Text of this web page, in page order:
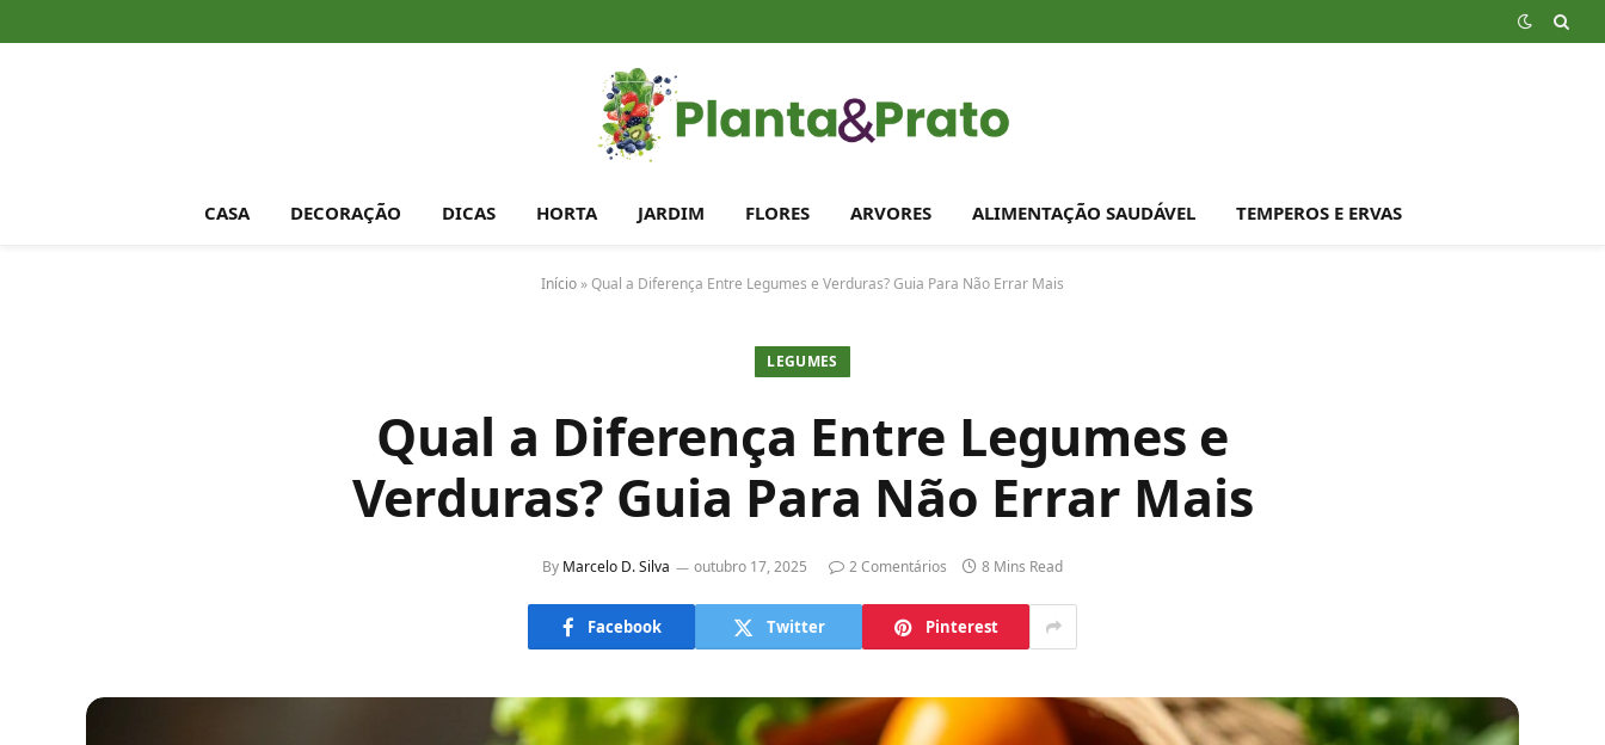
CASA DECORAÇÃO DICAS HORTA JARDIM FLORES ARVORES ALIMENTAÇÃO SAUDÁVEL TEMPEROS E ERVAS
Início »Qual a Diferença Entre Legumes e Verduras? Guia Para Não Errar Mais
LEGUMES
Qual a Diferença Entre Legumes e
Verduras? Guia Para Não Errar Mais
By Marcelo D. Silva outubro 17, 2025 2 Comentários 8 Mins Read
Facebook Twitter Pinterest